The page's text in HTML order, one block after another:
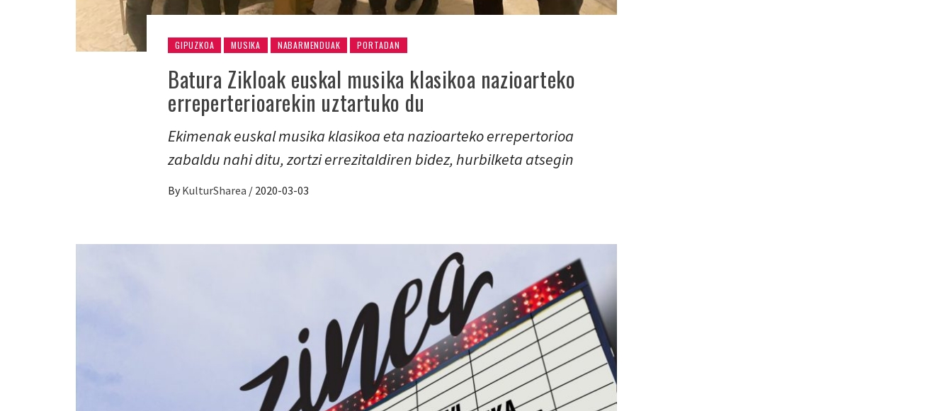
GIPUZKOA MUSIKA NABARMENDUAK PORTADAN
Batura Zikloak euskal musika klasikoa nazioarteko
erreperterioarekin uztartuko du
Ekimenak euskal musika klasikoa eta nazioarteko errepertorioa
zabaldu nahi ditu, zortzi errezitaldiren bidez, hurbilketa atsegin
By KulturSharea / 2020-03-03